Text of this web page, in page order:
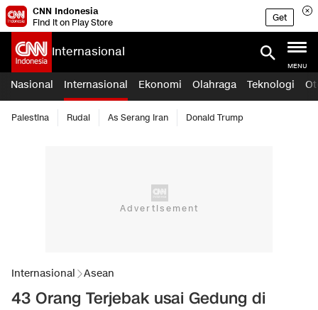
CNN Indonesia
Find it on Play Store
Get
Internasional
MENU
Nasional Internasional Ekonomi Olahraga Teknologi
Palestina Rudal As Serang Iran Donald Trump
Internasional Asean
43 Orang Terjebak usai Gedung di